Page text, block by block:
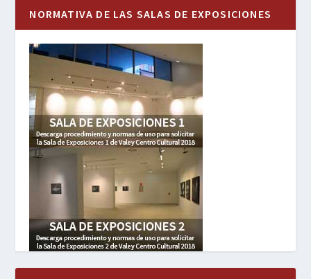
NORMATIVA DE LAS SALAS DE EXPOSICIONES